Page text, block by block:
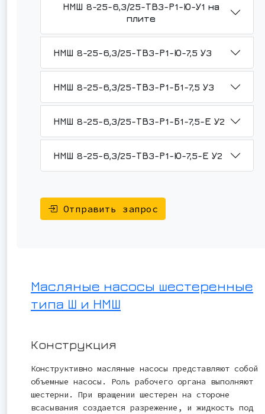
НМШ 8-25-6,3/25-ТВ3-Р1-Ю-У1 на
плите
НМШ 8-25-6,3/25-ТВ3-Р1-Ю-7,5 У3
НМШ 8-25-6,3/25-ТВ3-Р1-Б1-7,5 У3
НМШ 8-25-6,3/25-ТВ3-Р1-Б1-7,5-Е У2
НМШ 8-25-6,3/25-ТВ3-Р1-Ю-7,5-Е У2
Отправить запрос
Масляные насосы шестеренные
типа Ш и НМШ
Конструкция
Конструктивно масляные насосы представляют собой
объемные насосы. Роль рабочего органа выполняют
шестерни. При вращении шестерен на стороне
всасывания создается разрежение, и жидкость под